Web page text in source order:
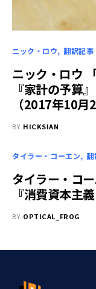
ニック・ロウ 翻訳記事
ニック・ロウ
『家計の予算
（2017年10月
BY HICKSIAN
タイラー・コーエン 翻
タイラー・コ
『消費資本主
BY OPTICAL_FROG